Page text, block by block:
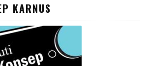
KARNUS